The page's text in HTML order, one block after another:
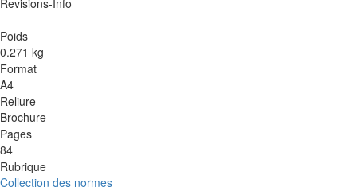
Revisions-Info
Poids
0.271 kg
Format
A4
Reliure
Brochure
Pages
84
Rubrique
Collection des normes